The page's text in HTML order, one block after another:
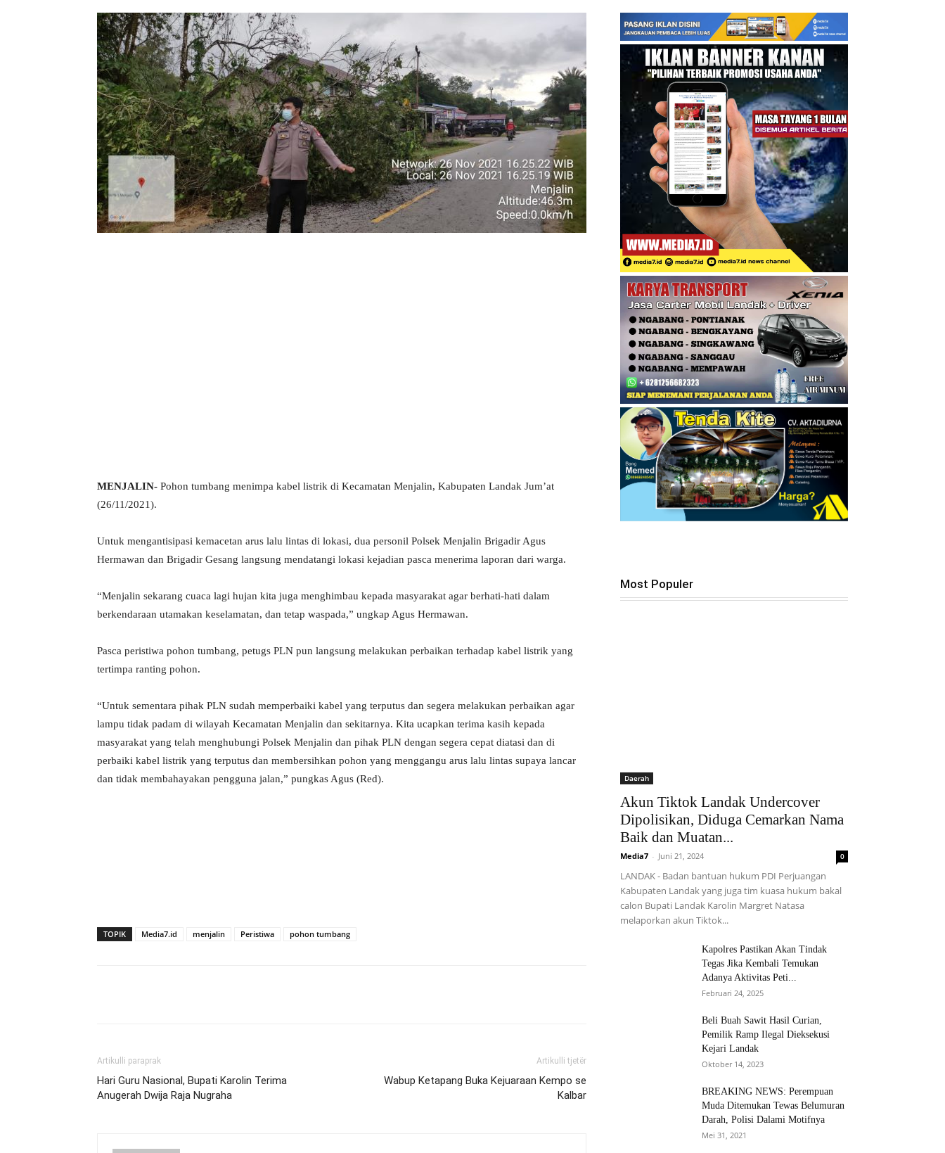
MENJALIN- Pohon tumbang menimpa kabel listrik di Kecamatan Menjalin, Kabupaten Landak Jum’at
(26/11/2021).
Untuk mengantisipasi kemacetan arus lalu lintas di lokasi, dua personil Polsek Menjalin Brigadir Agus
Hermawan dan Brigadir Gesang langsung mendatangi lokasi kejadian pasca menerima laporan dari warga.
“Menjalin sekarang cuaca lagi hujan kita juga menghimbau kepada masyarakat agar berhati-hati dalam
berkendaraan utamakan keselamatan, dan tetap waspada,” ungkap Agus Hermawan.
Pasca peristiwa pohon tumbang, petugs PLN pun langsung melakukan perbaikan terhadap kabel listrik yang
tertimpa ranting pohon.
“Untuk sementara pihak PLN sudah memperbaiki kabel yang terputus dan segera melakukan perbaikan agar
lampu tidak padam di wilayah Kecamatan Menjalin dan sekitarnya. Kita ucapkan terima kasih kepada
masyarakat yang telah menghubungi Polsek Menjalin dan pihak PLN dengan segera cepat diatasi dan di
perbaiki kabel listrik yang terputus dan membersihkan pohon yang menggangu arus lalu lintas supaya lancar
dan tidak membahayakan pengguna jalan,” pungkas Agus (Red).
TOPIK Media7.id menjalin Peristiwa pohon tumbang
Artikulli paraprak
Hari Guru Nasional, Bupati Karolin Terima
Anugerah Dwija Raja Nugraha
Artikulli tjetër
Wabup Ketapang Buka Kejuaraan Kempo se
Kalbar
Most Populer
Daerah
Akun Tiktok Landak Undercover
Dipolisikan, Diduga Cemarkan Nama
Baik dan Muatan...
Media7 - Juni 21, 2024 0
LANDAK - Badan bantuan hukum PDI Perjuangan
Kabupaten Landak yang juga tim kuasa hukum bakal
calon Bupati Landak Karolin Margret Natasa
melaporkan akun Tiktok...
Kapolres Pastikan Akan Tindak
Tegas Jika Kembali Temukan
Adanya Aktivitas Peti...
Februari 24, 2025
Beli Buah Sawit Hasil Curian,
Pemilik Ramp Ilegal Dieksekusi
Kejari Landak
Oktober 14, 2023
BREAKING NEWS: Perempuan
Muda Ditemukan Tewas Belumuran
Darah, Polisi Dalami Motifnya
Mei 31, 2021